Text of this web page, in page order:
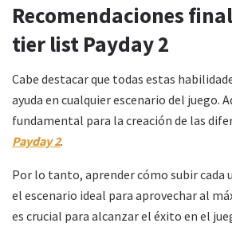
Recomendaciones
tier list Payday 2
Cabe destacar que todas estas
ayuda en cualquier escenario del juego.
fundamental para la creación de las
Payday 2.
Por lo tanto, aprender cómo subir cada
el escenario ideal para aprovechar al
es crucial para alcanzar el éxito en el